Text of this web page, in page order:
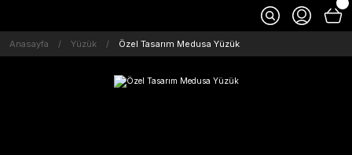
Anasayfa Yüzük Özel Tasarım Medusa Yüzük